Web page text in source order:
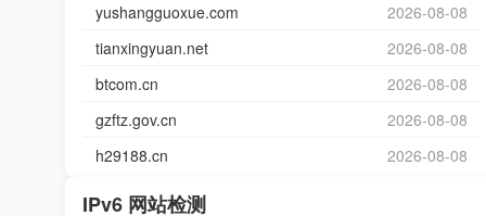
yushangguoxue.com
2026-08-08
tianxingyuan.net
2026-08-08
btcom.cn
2026-08-08
gzftz.gov.cn
2026-08-08
h29188.cn
2026-08-08
IPv6 网站检测